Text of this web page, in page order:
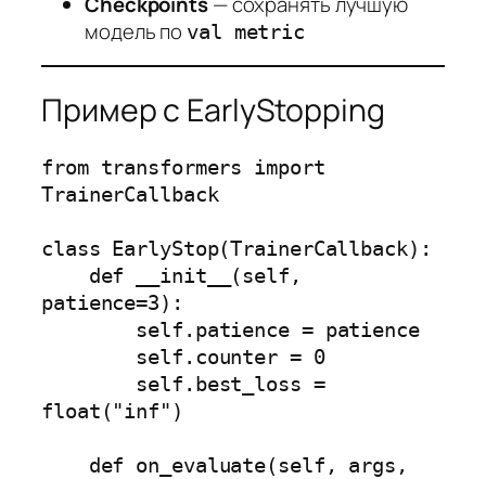
модель по val metric
Пример с EarlyStopping
from transformers import
TrainerCallback
class EarlyStop(TrainerCallback):
patience=3):
float("inf")